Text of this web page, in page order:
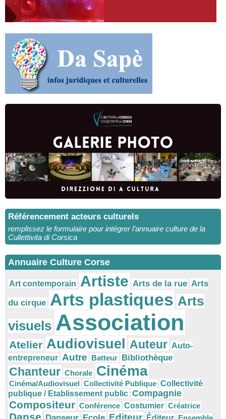
Référencement acteurs culturels
remplissez le formulaire pour intégrer l’annuaire culture de la
Cullettivita di Corsica
Annuaire Culture Corse
Art contemporain Artiste Arts de la rue Arts
du cirque Arts plastiques Arts
visuels Association
Atelier Audiovisuel Auteur Auto-
entrepreneur Autre Batteur Bibliothèque
Chanteur Chorale Cinéma
Cinéma/Audiovisuel Collectivité Publique Collectivité
publique / Etablissement public Compagnie
Compositeur Conférence Costumier Créatrice